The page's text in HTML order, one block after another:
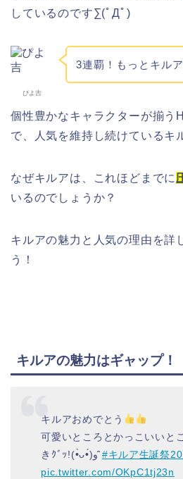
しているのです∑(ﾟДﾟ)
ぴよ吉
3連覇！もっとキル
個性豊かなキャラクターが揃
で、人気を維持し続けているキ
なぜキルアは、これほどまでに
いるのでしょうか？
キルアの魅力と人気の理由を詳
う！
キルアの魅力はギャップ！
キルアおめでとう
可愛いところとかっこいいと
きｸﾞｯ!(•̀ᴗ•́)و ̑̑#キルア生誕祭
pic.twitter.com/OKpC1tj23n